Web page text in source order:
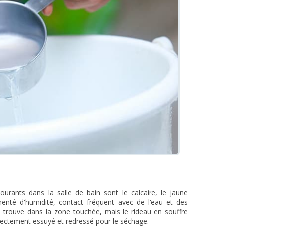
dans la salle de bain sont le calcaire, le jaune
d'humidité, contact fréquent avec de l'eau et des
dans la zone touchée, mais le rideau en souffre
essuyé et redressé pour le séchage.